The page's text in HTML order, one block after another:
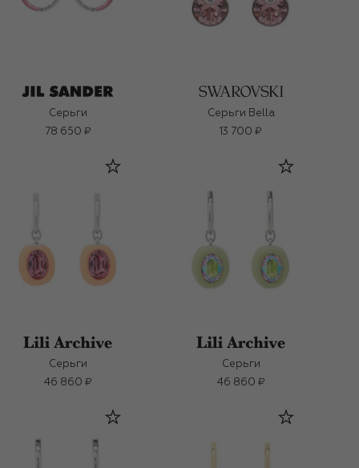
Серьги
78 650 ₽
Серьги Bella
13 700 ₽
Серьги
46 860 ₽
Серьги
46 860 ₽